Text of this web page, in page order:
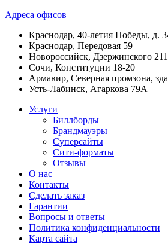
Адреса офисов
Краснодар, 40-летия Победы, д.
Краснодар, Передовая 59
Новороссийск, Дзержинского
Сочи, Конституции 18-20
Армавир, Северная промзона,
Усть-Лабинск, Агаркова 79А
Услуги
Биллборды
Брандмауэры
Суперсайты
Сити-форматы
Отзывы
О нас
Контакты
Сделать заказ
Гарантии
Вопросы и ответы
Политика конфиденциальности
Карта сайта